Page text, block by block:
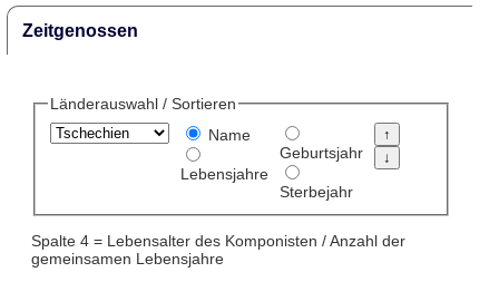
Zeitgenossen
Länderauswahl / Sortieren
Name
Lebensjahre
Geburtsjahr
Sterbejahr
Spalte 4 = Lebensalter des Komponisten / Anzahl der
gemeinsamen Lebensjahre